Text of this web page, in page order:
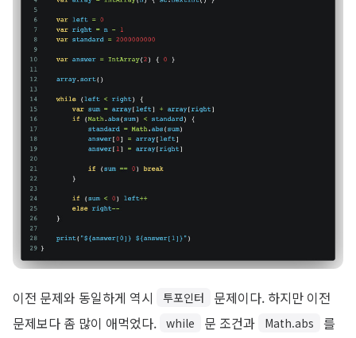
이전 문제와 동일하게 역시 투포인터
문제이다. 하지만 이전
문제보다 좀 많이 애먹었다. while 문 조건과 Math.abs
를